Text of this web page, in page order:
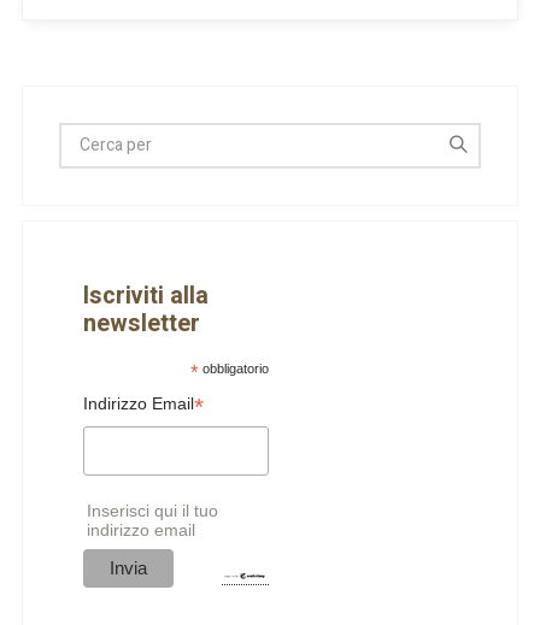
Iscriviti alla
newsletter
*obbligatorio
Indirizzo Email*
Inserisci qui il tuo
indirizzo email